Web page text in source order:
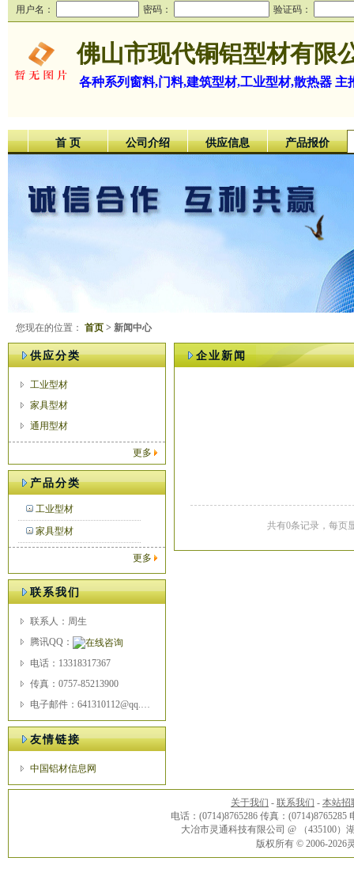
用户名： 密码： 验证码：
佛山市现代铜铝型材有限
各种系列窗料,门料,建筑型材,工业型材,散热器 主
首 页 公司介绍 供应信息 产品报价
您现在的位置： 首页 > 新闻中心
供应分类
工业型材
家具型材
通用型材
更多
产品分类
工业型材
家具型材
更多
联系我们
联系人：周生
腾讯QQ：
电话：13318317367
传真：0757-85213900
电子邮件：641310112@qq.com
友情链接
中国铝材信息网
企业新闻
共有0条记录，每页
关于我们 - 联系我们 - 本站招
电话：(0714)8765286 传真：(0714)8765285
大冶市灵通科技有限公司 @ （435100
版权所有 © 2006-2026